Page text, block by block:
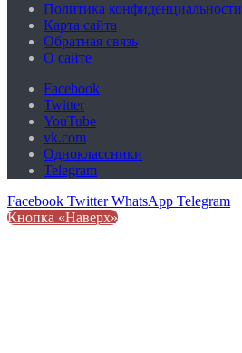
Политика конфиденциальности
Карта сайта
Обратная связь
О сайте
Facebook
Twitter
YouTube
vk.com
Одноклассники
Telegram
Facebook Twitter WhatsApp Telegram
Кнопка «Наверх»